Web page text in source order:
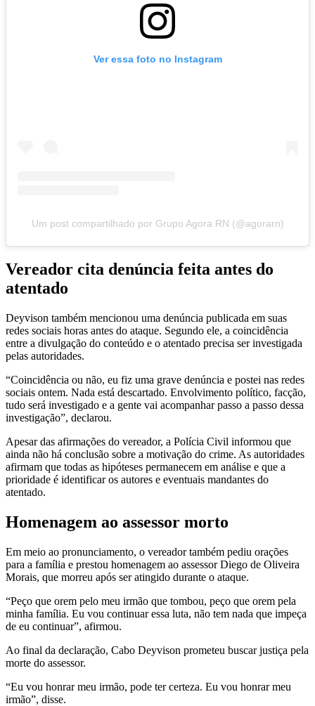
Ver essa foto no Instagram
Um post compartilhado por Grupo Agora RN (@agorarn)
Vereador cita denúncia feita antes do
atentado
Deyvison também mencionou uma denúncia publicada em suas
redes sociais horas antes do ataque. Segundo ele, a coincidência
entre a divulgação do conteúdo e o atentado precisa ser investigada
pelas autoridades.
“Coincidência ou não, eu fiz uma grave denúncia e postei nas redes
sociais ontem. Nada está descartado. Envolvimento político, facção,
tudo será investigado e a gente vai acompanhar passo a passo dessa
investigação”, declarou.
Apesar das afirmações do vereador, a Polícia Civil informou que
ainda não há conclusão sobre a motivação do crime. As autoridades
afirmam que todas as hipóteses permanecem em análise e que a
prioridade é identificar os autores e eventuais mandantes do
atentado.
Homenagem ao assessor morto
Em meio ao pronunciamento, o vereador também pediu orações
para a família e prestou homenagem ao assessor Diego de Oliveira
Morais, que morreu após ser atingido durante o ataque.
“Peço que orem pelo meu irmão que tombou, peço que orem pela
minha família. Eu vou continuar essa luta, não tem nada que impeça
de eu continuar”, afirmou.
Ao final da declaração, Cabo Deyvison prometeu buscar justiça pela
morte do assessor.
“Eu vou honrar meu irmão, pode ter certeza. Eu vou honrar meu
irmão”, disse.